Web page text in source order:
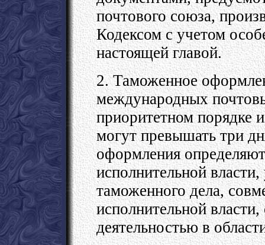
почтового союза,
Кодексом с учетом
настоящей главой.
2. Таможенное
международных
приоритетном порядке
могут превышать три
оформления
исполнительной
таможенного дела,
исполнительной
деятельностью в